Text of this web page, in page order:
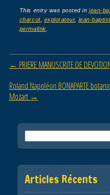
c
e
o
k
tt
er
ail
This entry was posted injean-
charcot, explorateur, jean-
permalink
Post navigation
← PRIERE MANUSCRITE DE
Roland Napoléon BONAPARTE
Mozart →
Articles Récents